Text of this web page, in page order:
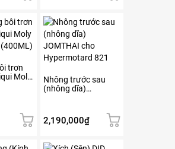
trơn
Moly
Nhông trước sau
(nhông dĩa)
2,190,000₫